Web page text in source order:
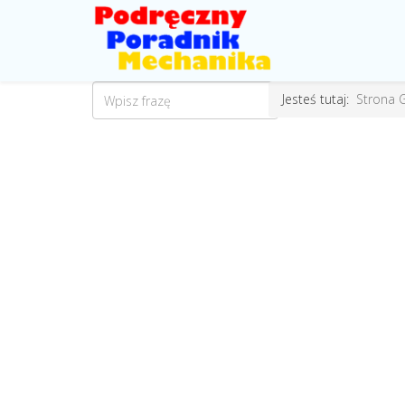
Jesteś tutaj: Strona